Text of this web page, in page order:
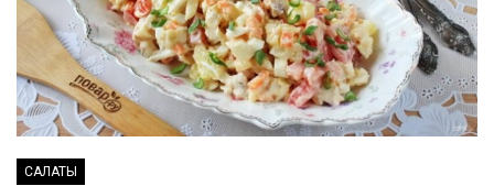
САЛАТЫ